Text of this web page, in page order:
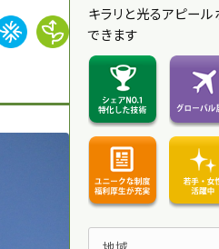
キラリと光るアピール
できます